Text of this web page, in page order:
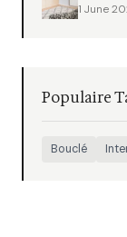
1 June
Populaire
Bouclé